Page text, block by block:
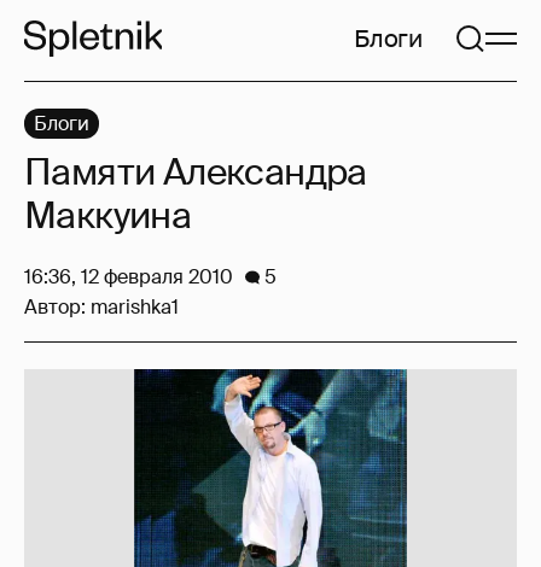
Блоги
Блоги
Памяти Алекcандра
Маккуина
16:36, 12 февраля 2010
5
Автор: marishka1